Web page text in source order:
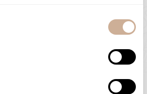
Moreškanti – sjena
€Raspon
cijena: